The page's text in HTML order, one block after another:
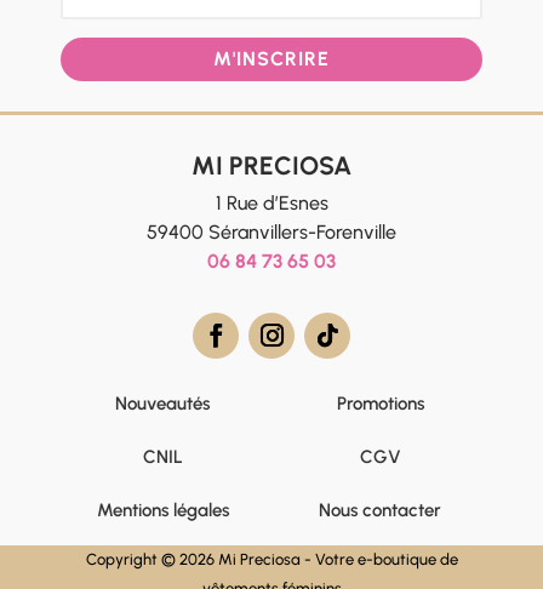
M'INSCRIRE
MI PRECIOSA
1 Rue d’Esnes
59400 Séranvillers-Forenville
06 84 73 65 03
Nouveautés Promotions
CNIL CGV
Mentions légales Nous contacter
Copyright © 2026 Mi Preciosa - Votre e-boutique de